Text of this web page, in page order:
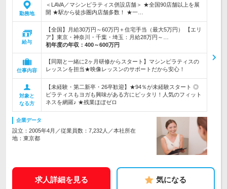
勤務地
＜LAVA／マシンピラティス併設店舗＞ ★全国90店舗以上を展
開 ★駅から徒歩圏内店舗多数！ ★一…
給与
【全国】月給30万円～60万円＋住宅手当（最大5万円） 【エリ
ア】東京・神奈川・千葉・埼玉：月給28万円～…
初年度の年収： 400～600万円
仕事内容
【同期と一緒に2ヶ月研修からスタート】マシンピラティスの
レッスンを担当★映像レッスンのサポートだから安心！
対象と
なる方
【未経験・第二新卒・26卒歓迎】★94％が未経験スタート ◎
ピラティスもヨガも興味がある方にピッタリ！人気のフィット
ネスを網羅♪ ★残業ほぼゼロ
企業データ
設立：2005年4月／従業員数：7,232人／本社所在
地：東京都
求人詳細を見る 気になる